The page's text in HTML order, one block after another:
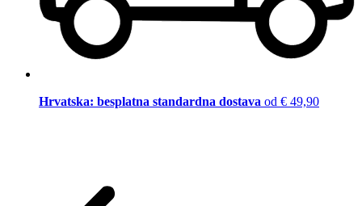
Hrvatska: besplatna standardna dostava od € 49,90